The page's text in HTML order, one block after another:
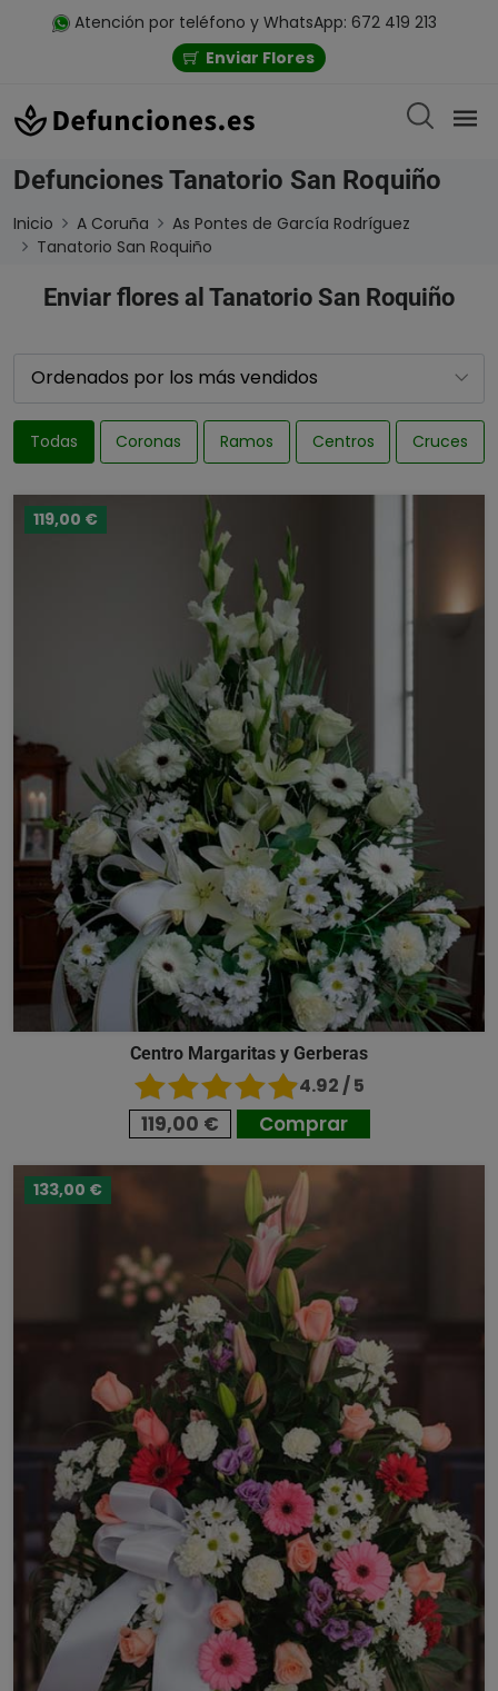
Atención por teléfono y WhatsApp: 672 419 213
Enviar Flores
Defunciones Tanatorio San Roquiño
Inicio A Coruña
As Pontes de García Rodríguez
Tanatorio San Roquiño
Enviar flores al Tanatorio San Roquiño
Todas Coronas Ramos Centros Cruces
119,00 €
Centro Margaritas y Gerberas
4.92 / 5
119,00 € Comprar
133,00 €